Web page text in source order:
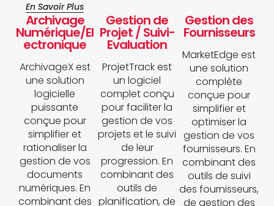
En Savoir Plus
Archivage
Numérique/El
ectronique
ArchivageX est
une solution
logicielle
puissante
conçue pour
simplifier et
rationaliser la
gestion de vos
documents
numériques. En
combinant des
Gestion de
Projet / Suivi-
Evaluation
ProjetTrack est
un logiciel
complet conçu
pour faciliter la
gestion de vos
projets et le suivi
de leur
progression. En
combinant des
outils de
planification, de
Gestion des
Fournisseurs
MarketEdge est
une solution
complète
conçue pour
simplifier et
optimiser la
gestion de vos
fournisseurs. En
combinant des
outils de suivi
des fournisseurs,
de gestion des